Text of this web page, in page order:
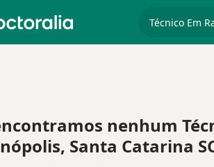
nenhum
Santa Catarina